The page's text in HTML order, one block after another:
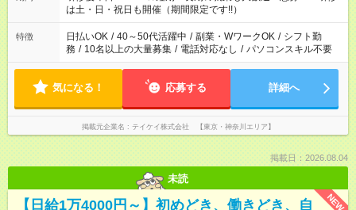
は土・日・祝日も開催（期間限定です!!）
特徴 日払いOK / 40～50代活躍中 / 副業・WワークOK / シフト勤
務 / 10名以上の大量募集 / 電話対応なし / パソコンスキル不要
気になる！ 応募する 詳細へ
掲載元企業名 テイケイ株式会社 【東京・神奈川エリア】
掲載日：2026.08.04
未読
NEW
【日給1万4000円～】初めどき、働きどき、自